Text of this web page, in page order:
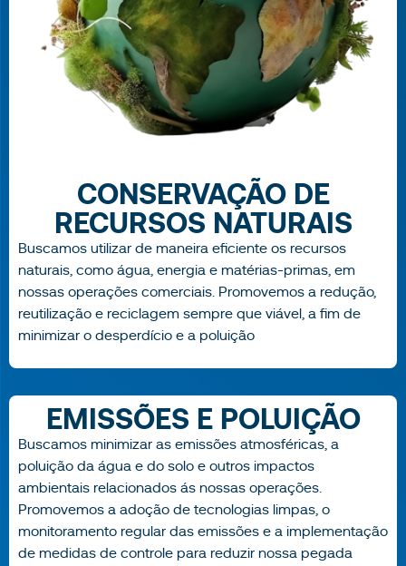
CONSERVAÇÃO DE
RECURSOS NATURAIS
Buscamos utilizar de maneira eficiente os recursos
naturais, como água, energia e matérias-primas, em
nossas operações comerciais. Promovemos a redução,
reutilização e reciclagem sempre que viável, a fim de
minimizar o desperdício e a poluição
EMISSÕES E POLUIÇÃO
Buscamos minimizar as emissões atmosféricas, a
poluição da água e do solo e outros impactos
ambientais relacionados ás nossas operações.
Promovemos a adoção de tecnologias limpas, o
monitoramento regular das emissões e a implementação
de medidas de controle para reduzir nossa pegada